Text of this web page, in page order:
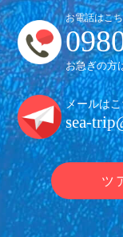
お電話はこ
お急ぎの方
メールは
sea-
ツ